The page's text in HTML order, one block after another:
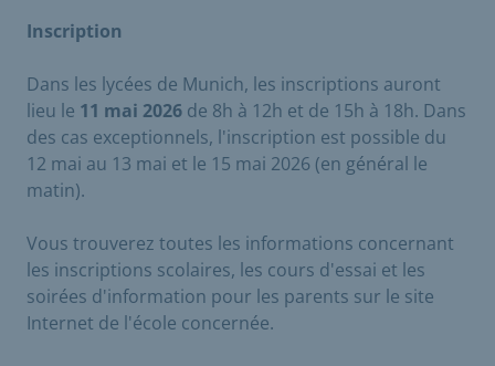
Inscription
Dans les lycées de Munich, les inscriptions auront
lieu le 11 mai 2026 de 8h à 12h et de 15h à 18h. Dans
des cas exceptionnels, l'inscription est possible du
12 mai au 13 mai et le 15 mai 2026 (en général le
matin).
Vous trouverez toutes les informations concernant
les inscriptions scolaires, les cours d'essai et les
soirées d'information pour les parents sur le site
Internet de l'école concernée.